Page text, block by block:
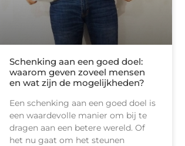
Schenking aan een goed doel:
waarom geven zoveel mensen
en wat zijn de mogelijkheden?
Een schenking aan een goed doel is
een waardevolle manier om bij te
dragen aan een betere wereld. Of
het nu gaat om het steunen